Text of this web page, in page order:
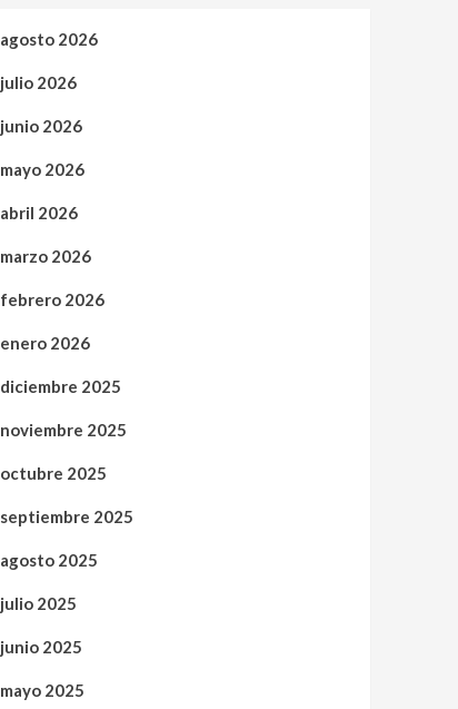
agosto 2026
julio 2026
junio 2026
mayo 2026
abril 2026
marzo 2026
febrero 2026
enero 2026
diciembre 2025
noviembre 2025
octubre 2025
septiembre 2025
agosto 2025
julio 2025
junio 2025
mayo 2025